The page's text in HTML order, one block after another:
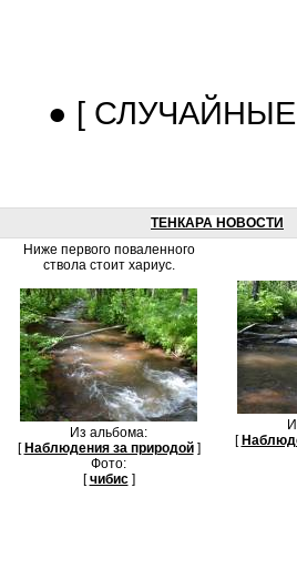
● [
ТЕНКАРА НОВОСТИ
Ниже первого поваленного
ствола стоит хариус.
Из альбома:
[ Наблюдения за природой]
Фото:
[чибис]
[